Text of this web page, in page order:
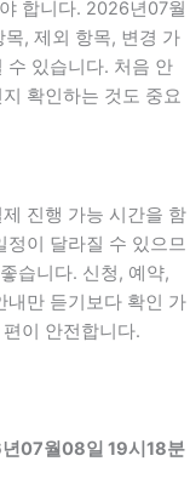
합니다. 2026년07월
, 제외 항목, 변경 가
수 있습니다. 처음 안
확인하는 것도 중요
진행 가능 시간을 함
이 달라질 수 있으므
습니다. 신청, 예약,
내만 듣기보다 확인 가
이 안전합니다.
07월08일 19시18분